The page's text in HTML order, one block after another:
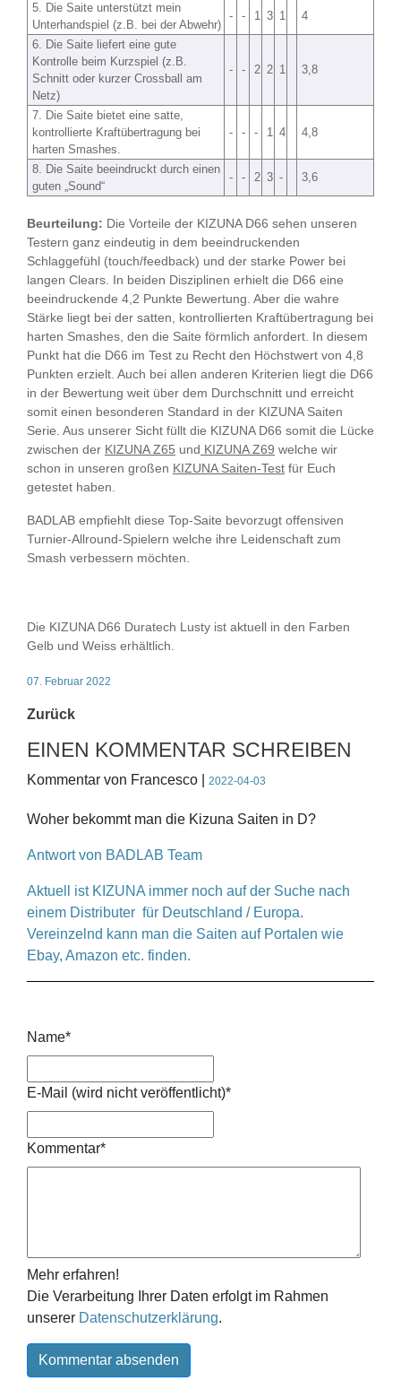
5. Die Saite unterstützt mein
Unterhandspiel (z.B. bei der Abwehr)
- - 1 3 1 4
6. Die Saite liefert eine gute
Kontrolle beim Kurzspiel (z.B.
Schnitt oder kurzer Crossball am
Netz)
- - 2 2 1 3,8
7. Die Saite bietet eine satte,
kontrollierte Kraftübertragung bei
harten Smashes.
- - - 1 4 4,8
8. Die Saite beeindruckt durch einen
guten „Sound“
- - 2 3 - 3,6
Beurteilung: Die Vorteile der KIZUNA D66 sehen unseren
Testern ganz eindeutig in dem beeindruckenden
Schlaggefühl (touch/feedback) und der starke Power bei
langen Clears. In beiden Disziplinen erhielt die D66 eine
beeindruckende 4,2 Punkte Bewertung. Aber die wahre
Stärke liegt bei der satten, kontrollierten Kraftübertragung bei
harten Smashes, den die Saite förmlich anfordert. In diesem
Punkt hat die D66 im Test zu Recht den Höchstwert von 4,8
Punkten erzielt. Auch bei allen anderen Kriterien liegt die D66
in der Bewertung weit über dem Durchschnitt und erreicht
somit einen besonderen Standard in der KIZUNA Saiten
Serie. Aus unserer Sicht füllt die KIZUNA D66 somit die Lücke
zwischen der KIZUNA Z65 und KIZUNA Z69 welche wir
schon in unseren großen KIZUNA Saiten-Test für Euch
getestet haben.
BADLAB empfiehlt diese Top-Saite bevorzugt offensiven
Turnier-Allround-Spielern welche ihre Leidenschaft zum
Smash verbessern möchten.
Die KIZUNA D66 Duratech Lusty ist aktuell in den Farben
Gelb und Weiss erhältlich.
07. Februar 2022
Zurück
EINEN KOMMENTAR SCHREIBEN
Kommentar von Francesco | 2022-04-03
Woher bekommt man die Kizuna Saiten in D?
Antwort von BADLAB Team
Aktuell ist KIZUNA immer noch auf der Suche nach
einem Distributer für Deutschland / Europa.
Vereinzelnd kann man die Saiten auf Portalen wie
Ebay, Amazon etc. finden.
Name*
E-Mail (wird nicht veröffentlicht)*
Kommentar*
Mehr erfahren!
Die Verarbeitung Ihrer Daten erfolgt im Rahmen
unserer Datenschutzerklärung.
Kommentar absenden